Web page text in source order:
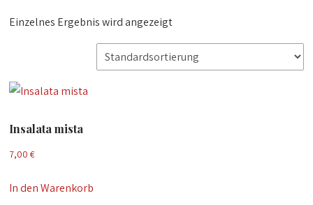
Einzelnes Ergebnis wird angezeigt
Insalata mista
7,00€
In den Warenkorb